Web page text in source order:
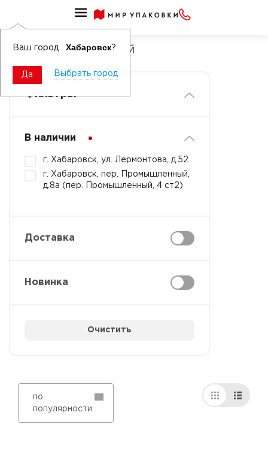
Ваш город Хабаровск?
Да Выбрать город
Берет нетканый белый
Фильтры
В наличии
г. Хабаровск, ул. Лермонтова, д.52
г. Хабаровск, пер. Промышленный,
д.8а (пер. Промышленный, 4 ст2)
Доставка
Новинка
Очистить
по
популярности